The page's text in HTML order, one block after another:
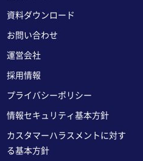
資料ダウンロード
お問い合わせ
運営会社
採用情報
プライバシーポリシー
情報セキュリティ基本方針
カスタマーハラスメントに対す
る基本方針